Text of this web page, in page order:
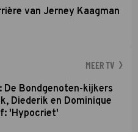
van Jerney Kaagman
MEER TV
De Bondgenoten-kijkers
Diederik en Dominique
'Hypocriet'